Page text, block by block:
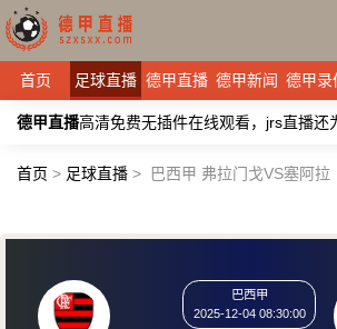
首页 足球直播 德甲直播 德甲新闻 德甲录
德甲直播高清免费无插件在线观看，jrs直播
首页 > 足球直播 > 巴西甲 弗拉门戈VS塞阿拉